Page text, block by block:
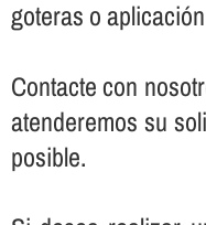
goteras o
Contacte con
atenderemos su
posible.